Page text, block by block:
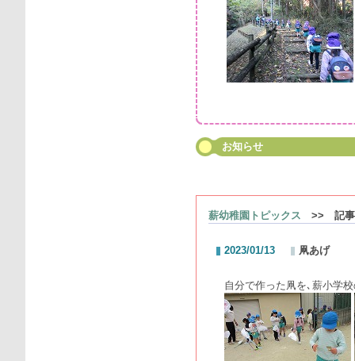
お知らせ
薪幼稚園トピックス >> 記事
2023/01/13 凧あげ
自分で作った凧を､薪小学